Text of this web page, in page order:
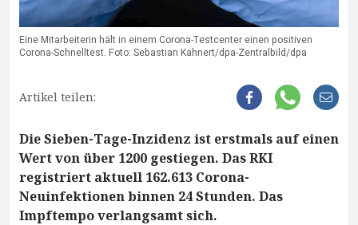
Eine Mitarbeiterin hält in einem Corona-Testcenter einen positiven
Corona-Schnelltest. Foto: Sebastian Kahnert/dpa-Zentralbild/dpa
Artikel teilen:
Die Sieben-Tage-Inzidenz ist erstmals auf einen
Wert von über 1200 gestiegen. Das RKI
registriert aktuell 162.613 Corona-
Neuinfektionen binnen 24 Stunden. Das
Impftempo verlangsamt sich.